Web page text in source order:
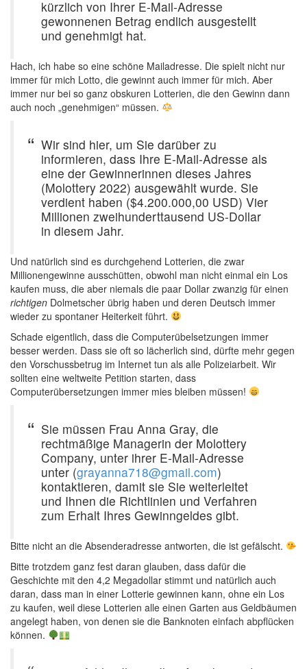
kürzlich von Ihrer E-Mail-Adresse
gewonnenen Betrag endlich ausgestellt
und genehmigt hat.
Hach, ich habe so eine schöne Mailadresse. Die spielt nicht nur
immer für mich Lotto, die gewinnt auch immer für mich. Aber
immer nur bei so ganz obskuren Lotterien, die den Gewinn dann
auch noch „genehmigen“ müssen.
Wir sind hier, um Sie darüber zu
informieren, dass Ihre E-Mail-Adresse als
eine der Gewinnerinnen dieses Jahres
(Molottery 2022) ausgewählt wurde. Sie
verdient haben ($4.200.000,00 USD) Vier
Millionen zweihunderttausend US-Dollar
in diesem Jahr.
Und natürlich sind es durchgehend Lotterien, die zwar
Millionengewinne ausschütten, obwohl man nicht einmal ein Los
kaufen muss, die aber niemals die paar Dollar zwanzig für einen
richtigen Dolmetscher übrig haben und deren Deutsch immer
wieder zu spontaner Heiterkeit führt.
Schade eigentlich, dass die Computerübelsetzungen immer
besser werden. Dass sie oft so lächerlich sind, dürfte mehr gegen
den Vorschussbetrug im Internet tun als alle Polizeiarbeit. Wir
sollten eine weltweite Petition starten, dass
Computerübersetzungen immer mies bleiben müssen!
Sie müssen Frau Anna Gray, die
rechtmäßige Managerin der Molottery
Company, unter ihrer E-Mail-Adresse
unter (grayanna718@gmail.com)
kontaktieren, damit sie Sie weiterleitet
und Ihnen die Richtlinien und Verfahren
zum Erhalt Ihres Gewinngeldes gibt.
Bitte nicht an die Absenderadresse antworten, die ist gefälscht.
Bitte trotzdem ganz fest daran glauben, dass dafür die
Geschichte mit den 4,2 Megadollar stimmt und natürlich auch
daran, dass man in einer Lotterie gewinnen kann, ohne ein Los
zu kaufen, weil diese Lotterien alle einen Garten aus Geldbäumen
angelegt haben, von denen sie die Banknoten einfach abpflücken
können.